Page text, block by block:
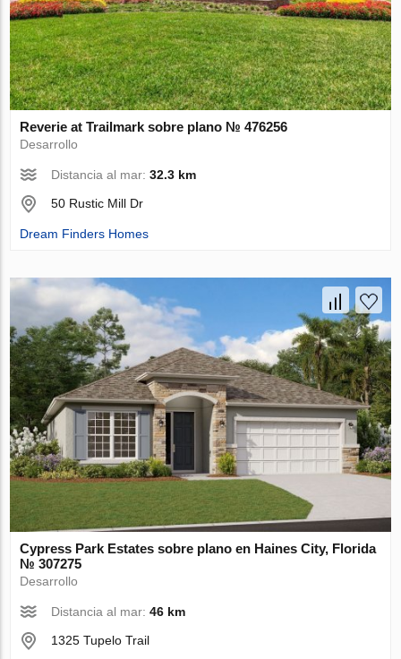
Reverie at Trailmark sobre plano № 476256
Desarrollo
Distancia al mar:32.3 km
50 Rustic Mill Dr
Dream Finders Homes
Cypress Park Estates sobre plano en Haines City, Florida
№ 307275
Desarrollo
Distancia al mar:46 km
1325 Tupelo Trail